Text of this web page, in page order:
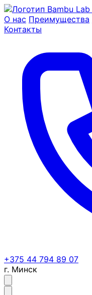
О нас Преимущества
Контакты
+375 44 794 89 07
г. Минск